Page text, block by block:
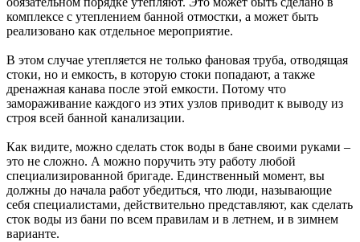
комплексе с утеплением банной отмостки, а может быть
реализовано как отдельное мероприятие.
В этом случае утепляется не только фановая труба, отводящая
стоки, но и емкость, в которую стоки попадают, а также
дренажная канава после этой емкости. Потому что
замораживание каждого из этих узлов приводит к выводу из
строя всей банной канализации.
Как видите, можно сделать сток воды в бане своими руками –
это не сложно. А можно поручить эту работу любой
специализированной бригаде. Единственный момент, вы
должны до начала работ убедиться, что люди, называющие
себя специалистами, действительно представляют, как сделать
сток воды из бани по всем правилам и в летнем, и в зимнем
варианте.